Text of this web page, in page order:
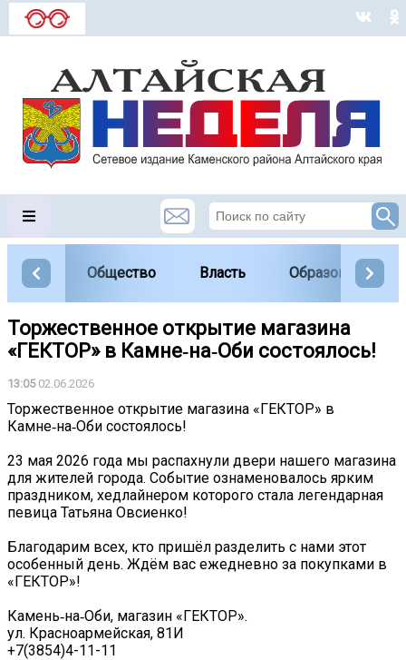
Общество Власть Образование
Торжественное открытие магазина
«ГЕКТОР» в Камне‑на‑Оби состоялось!
13:0502.06.2026
Торжественное открытие магазина «ГЕКТОР» в
Камне‑на‑Оби состоялось!
23 мая 2026 года мы распахнули двери нашего магазина
для жителей города. Событие ознаменовалось ярким
праздником, хедлайнером которого стала легендарная
певица Татьяна Овсиенко!
Благодарим всех, кто пришёл разделить с нами этот
особенный день. Ждём вас ежедневно за покупками в
«ГЕКТОР»!
Камень‑на‑Оби, магазин «ГЕКТОР».
ул. Красноармейская, 81И
+7(3854)4-11-11